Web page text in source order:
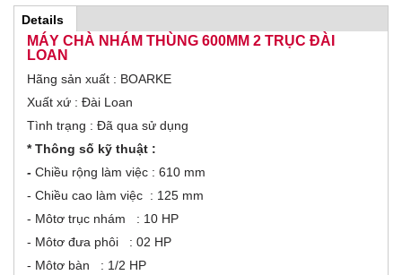
H
o
o
n
Details
a
c
t
i
e
a
b
MÁY CHÀ NHÁM THÙNG 600MM 2 TRỤC ĐÀI
LOAN
Hãng sản xuất : BOARKE
Xuất xứ : Đài Loan
Tình trạng : Đã qua sử dụng
* Thông số kỹ thuật :
- Chiều rộng làm việc : 610 mm
- Chiều cao làm việc : 125 mm
- Môtơ trục nhám : 10 HP
- Môtơ đưa phôi : 02 HP
- Môtơ bàn : 1/2 HP